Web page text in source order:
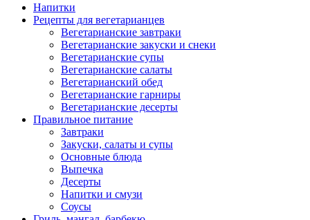
Напитки
Рецепты для вегетарианцев
Вегетарианские завтраки
Вегетарианские закуски и снеки
Вегетарианские супы
Вегетарианские салаты
Вегетарианский обед
Вегетарианские гарниры
Вегетарианские десерты
Правильное питание
Завтраки
Закуски, салаты и супы
Основные блюда
Выпечка
Десерты
Напитки и смузи
Соусы